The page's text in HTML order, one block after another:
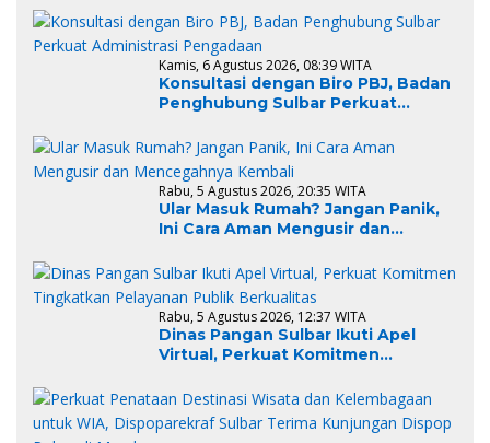
Penyerapan Anggaran
Kamis, 6 Agustus 2026, 08:39 WITA
Konsultasi dengan Biro PBJ, Badan
Penghubung Sulbar Perkuat
Rabu, 5 Agustus 2026, 20:35 WITA
Ular Masuk Rumah? Jangan Panik,
Ini Cara Aman Mengusir dan
Rabu, 5 Agustus 2026, 12:37 WITA
Dinas Pangan Sulbar Ikuti Apel
Virtual, Perkuat Komitmen
Berkualitas